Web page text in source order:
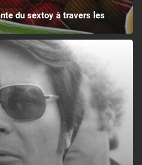
du sextoy à travers les